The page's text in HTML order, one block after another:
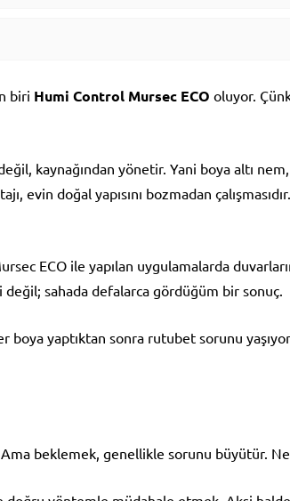
biri Humi Control Mursec ECO oluyor.
kaynağından yönetir. Yani boya altı
evin doğal yapısını bozmadan
ECO ile yapılan uygulamalarda
sahada defalarca gördüğüm bir sonuç.
yaptıktan sonra rutubet sorunu
beklemek, genellikle sorunu büyütür.